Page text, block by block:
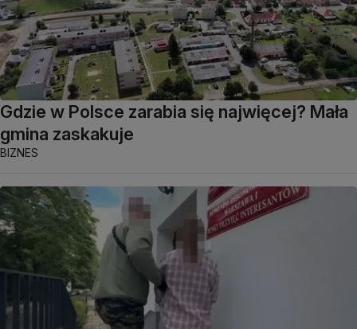
Gdzie w Polsce zarabia się najwięcej? Mała
gmina zaskakuje
BIZNES